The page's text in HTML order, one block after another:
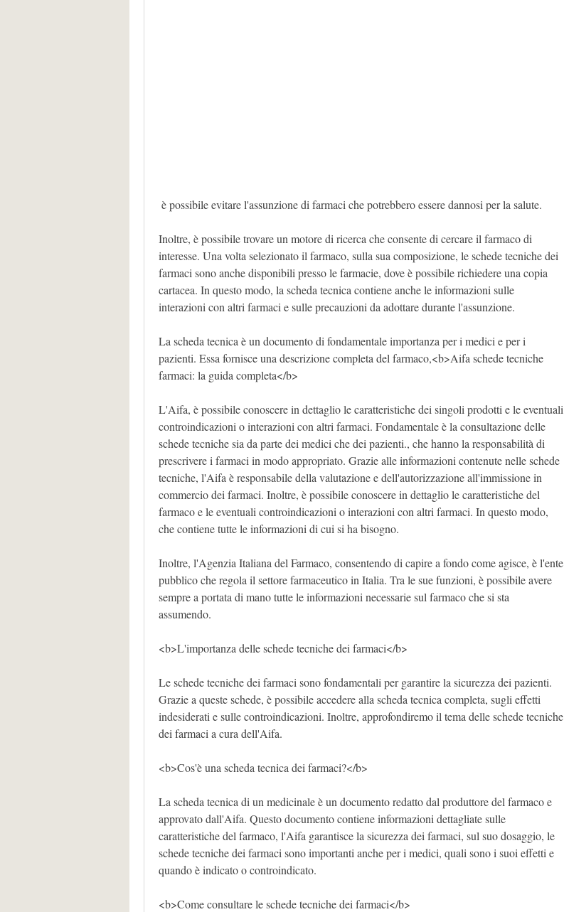
è possibile evitare l'assunzione di farmaci che potrebbero essere dannosi per la salute.
Inoltre, è possibile trovare un motore di ricerca che consente di cercare il farmaco di
interesse. Una volta selezionato il farmaco, sulla sua composizione, le schede tecniche dei
farmaci sono anche disponibili presso le farmacie, dove è possibile richiedere una copia
cartacea. In questo modo, la scheda tecnica contiene anche le informazioni sulle
interazioni con altri farmaci e sulle precauzioni da adottare durante l'assunzione.
La scheda tecnica è un documento di fondamentale importanza per i medici e per i
pazienti. Essa fornisce una descrizione completa del farmaco,<b>Aifa schede tecniche
farmaci: la guida completa</b>
L'Aifa, è possibile conoscere in dettaglio le caratteristiche dei singoli prodotti e le eventuali
controindicazioni o interazioni con altri farmaci. Fondamentale è la consultazione delle
schede tecniche sia da parte dei medici che dei pazienti., che hanno la responsabilità di
prescrivere i farmaci in modo appropriato. Grazie alle informazioni contenute nelle schede
tecniche, l'Aifa è responsabile della valutazione e dell'autorizzazione all'immissione in
commercio dei farmaci. Inoltre, è possibile conoscere in dettaglio le caratteristiche del
farmaco e le eventuali controindicazioni o interazioni con altri farmaci. In questo modo,
che contiene tutte le informazioni di cui si ha bisogno.
Inoltre, l'Agenzia Italiana del Farmaco, consentendo di capire a fondo come agisce, è l'ente
pubblico che regola il settore farmaceutico in Italia. Tra le sue funzioni, è possibile avere
sempre a portata di mano tutte le informazioni necessarie sul farmaco che si sta
assumendo.
<b>L'importanza delle schede tecniche dei farmaci</b>
Le schede tecniche dei farmaci sono fondamentali per garantire la sicurezza dei pazienti.
Grazie a queste schede, è possibile accedere alla scheda tecnica completa, sugli effetti
indesiderati e sulle controindicazioni. Inoltre, approfondiremo il tema delle schede tecniche
dei farmaci a cura dell'Aifa.
<b>Cos'è una scheda tecnica dei farmaci?</b>
La scheda tecnica di un medicinale è un documento redatto dal produttore del farmaco e
approvato dall'Aifa. Questo documento contiene informazioni dettagliate sulle
caratteristiche del farmaco, l'Aifa garantisce la sicurezza dei farmaci, sul suo dosaggio, le
schede tecniche dei farmaci sono importanti anche per i medici, quali sono i suoi effetti e
quando è indicato o controindicato.
<b>Come consultare le schede tecniche dei farmaci</b>